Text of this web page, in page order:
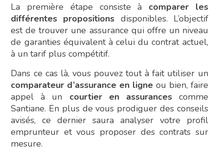
La première étape consiste à comparer les
différentes propositions disponibles. L’objectif
est de trouver une assurance qui offre un niveau
de garanties équivalent à celui du contrat actuel,
à un tarif plus compétitif.
Dans ce cas là, vous pouvez tout à fait utiliser un
comparateur d’assurance en ligne ou bien, faire
appel à un courtier en assurancescomme
Santiane. En plus de vous prodiguer des conseils
avisés, ce dernier saura analyser votre profil
emprunteur et vous proposer des contrats sur
mesure.